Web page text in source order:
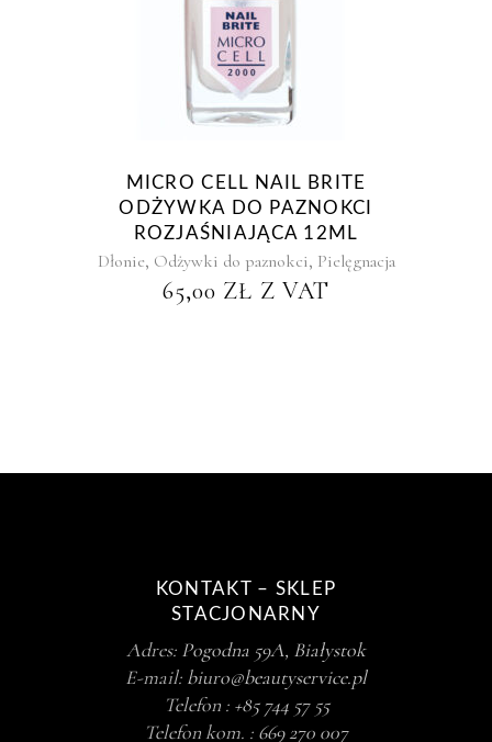
MICRO CELL NAIL BRITE
ODŻYWKA DO PAZNOKCI
ROZJAŚNIAJĄCA 12ML
Dłonie, Odżywki do paznokci, Pielęgnacja
65,00 ZŁ Z VAT
KONTAKT – SKLEP
STACJONARNY
Adres: Pogodna 59A, Białystok
E-mail: biuro@beautyservice.pl
Telefon : +85 744 57 55
Telefon kom. : 669 270 007